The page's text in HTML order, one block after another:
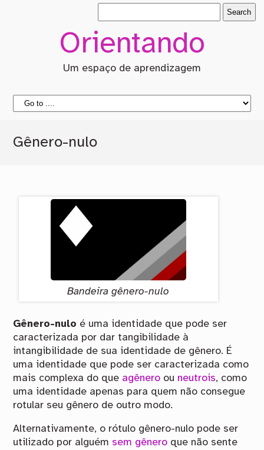
Orientando
Um espaço de aprendizagem
Gênero-nulo
Bandeira gênero-nulo
Gênero-nulo é uma identidade que pode ser
caracterizada por dar tangibilidade à
intangibilidade de sua identidade de gênero. É
uma identidade que pode ser caracterizada como
mais complexa do que agênero ou neutrois, como
uma identidade apenas para quem não consegue
rotular seu gênero de outro modo.
Alternativamente, o rótulo gênero-nulo pode ser
utilizado por alguém sem gênero que não sente